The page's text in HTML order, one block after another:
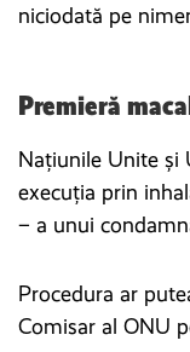
niciodată pe
Premieră
Națiunile Unite și
execuția prin
– a unui
Procedura ar
Comisar al ONU